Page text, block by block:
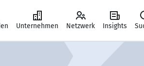
Unternehmen Netzwerk Insights